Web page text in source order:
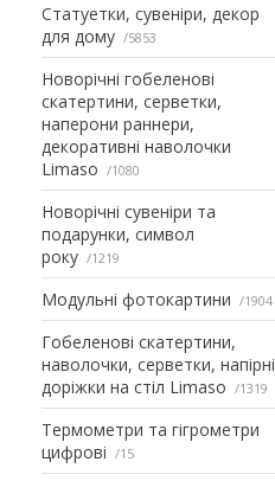
Статуетки, сувеніри, декор
для дому
5853
Новорічні гобеленові
скатертини, серветки,
наперони раннери,
декоративні наволочки
Limaso
1080
Новорічні сувеніри та
подарунки, символ
року
1219
Модульні фотокартини 1904
Гобеленові скатертини,
наволочки, серветки, напірні
доріжки на стіл Limaso
1319
Термометри та гігрометри
цифрові
15